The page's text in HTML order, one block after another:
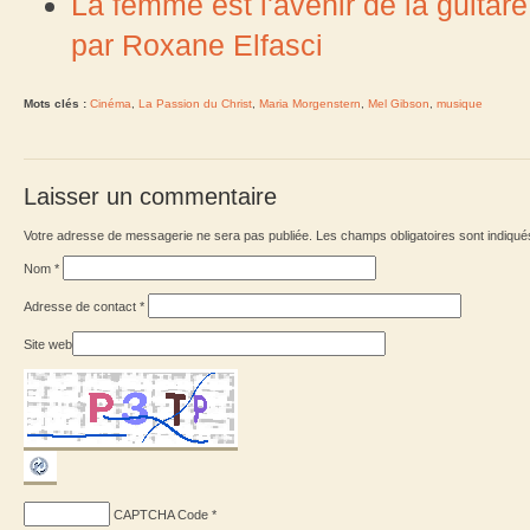
par Roxane Elfasci
Mots clés : Cinéma La Passion du Christ Maria Morgenstern Mel Gibson musique
Laisser un commentaire
Votre adresse de messagerie ne sera pas publiée. Les champs obligatoires sont
Nom *
Adresse de contact *
Site web
CAPTCHA Code *